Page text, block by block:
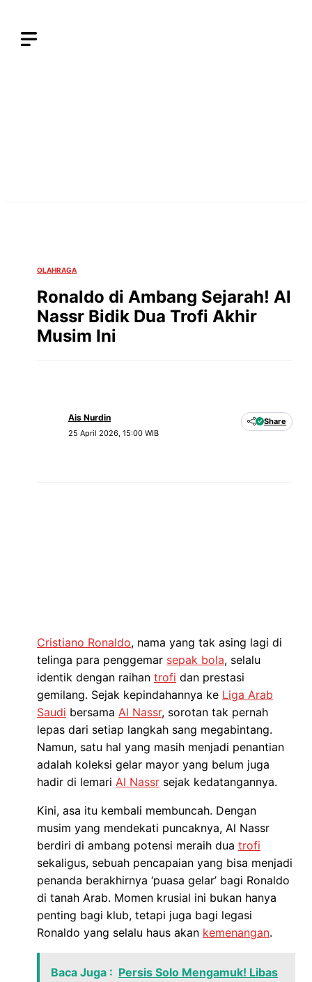
OLAHRAGA
Ronaldo di Ambang Sejarah! Al
Nassr Bidik Dua Trofi Akhir
Musim Ini
Ais Nurdin
25 April 2026, 15:00 WIB
Share
Cristiano Ronaldo, nama yang tak asing lagi di
telinga para penggemar sepak bola, selalu
identik dengan raihan trofi dan prestasi
gemilang. Sejak kepindahannya ke Liga Arab
Saudi bersama Al Nassr, sorotan tak pernah
lepas dari setiap langkah sang megabintang.
Namun, satu hal yang masih menjadi penantian
adalah koleksi gelar mayor yang belum juga
hadir di lemari Al Nassr sejak kedatangannya.
Kini, asa itu kembali membuncah. Dengan
musim yang mendekati puncaknya, Al Nassr
berdiri di ambang potensi meraih dua trofi
sekaligus, sebuah pencapaian yang bisa menjadi
penanda berakhirnya ‘puasa gelar’ bagi Ronaldo
di tanah Arab. Momen krusial ini bukan hanya
penting bagi klub, tetapi juga bagi legasi
Ronaldo yang selalu haus akan kemenangan.
Baca Juga : Persis Solo Mengamuk! Libas